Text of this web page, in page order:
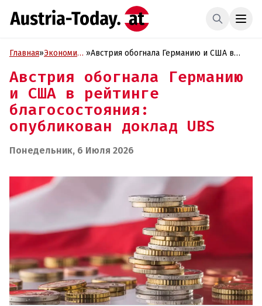
Главная»Экономика »Австрия обогнала Германию и США в
доклад UBS
Австрия обогнала Германию
и США в рейтинге
благосостояния:
опубликован доклад UBS
Понедельник, 6 Июля 2026